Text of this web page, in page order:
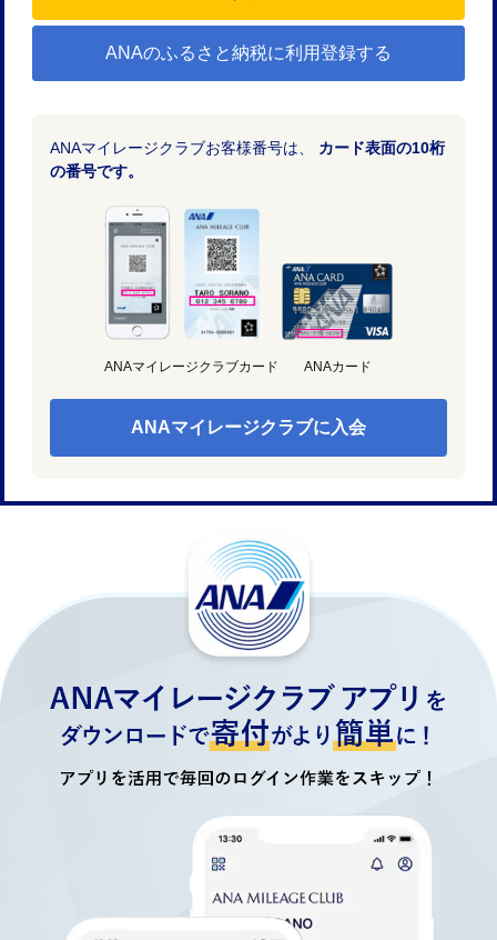
ANAのふるさと納税に利用登録する
ANAマイレージクラブお客様番号は、 カード表面の10桁
の番号です。
ANAマイレージクラブカード ANAカード
ANAマイレージクラブに入会